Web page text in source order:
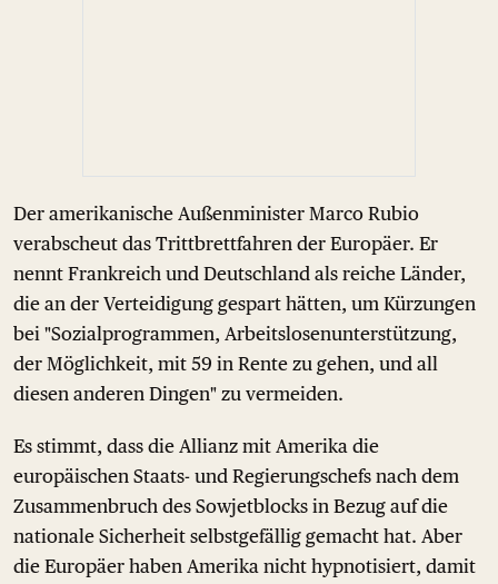
Der amerikanische Außenminister Marco Rubio
verabscheut das Trittbrettfahren der Europäer. Er
nennt Frankreich und Deutschland als reiche Länder,
die an der Verteidigung gespart hätten, um Kürzungen
bei "Sozialprogrammen, Arbeitslosenunterstützung,
der Möglichkeit, mit 59 in Rente zu gehen, und all
diesen anderen Dingen" zu vermeiden.
Es stimmt, dass die Allianz mit Amerika die
europäischen Staats- und Regierungschefs nach dem
Zusammenbruch des Sowjetblocks in Bezug auf die
nationale Sicherheit selbstgefällig gemacht hat. Aber
die Europäer haben Amerika nicht hypnotisiert, damit